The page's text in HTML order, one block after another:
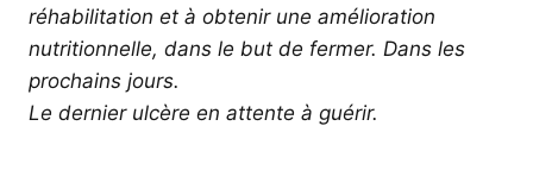
réhabilitation et à obtenir une amélioration
nutritionnelle, dans le but de fermer. Dans les
prochains jours.
Le dernier ulcère en attente à guérir.